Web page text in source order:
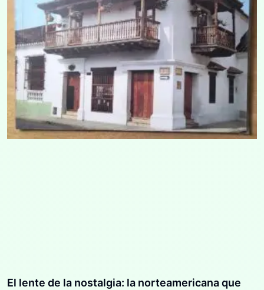
El lente de la nostalgia: la norteamericana que